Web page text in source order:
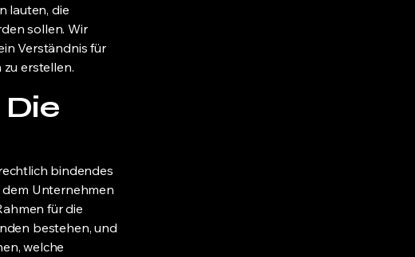
lauten, die
sollen. Wir
Verständnis für
erstellen.
bindendes
dem Unternehmen
für die
bestehen, und
welche